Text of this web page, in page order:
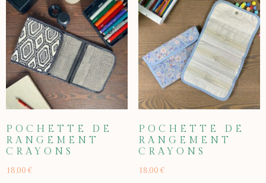
POCHETTE DE
RANGEMENT
CRAYONS
18,00 €
POCHETTE DE
RANGEMENT
CRAYONS
18,00 €